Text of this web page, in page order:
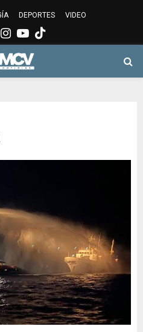
DEPORTES VIDEO
Instagram
Youtube